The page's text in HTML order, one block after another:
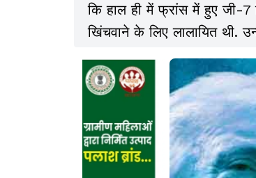
कि हाल ही में फ्रांस में हुए जी-7
खिंचवाने के लिए लालायित थी.
साथ फोटो चाहती थीं. लेकिन मैं